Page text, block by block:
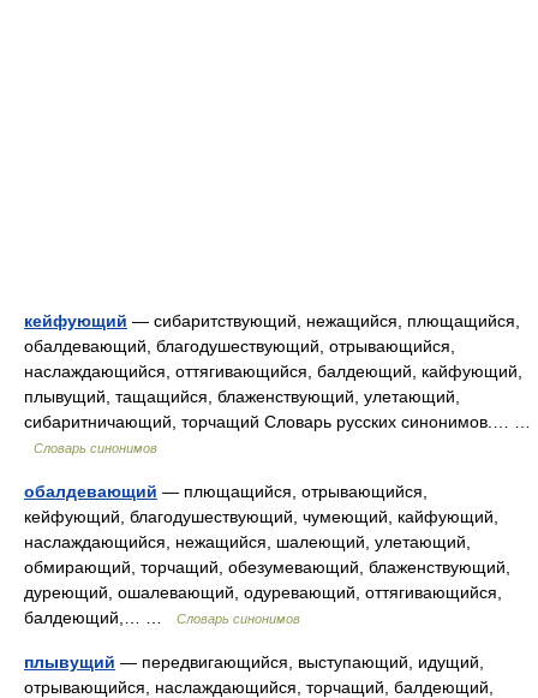
кейфующий — сибаритствующий, нежащийся, плющащийся,
обалдевающий, благодушествующий, отрывающийся,
наслаждающийся, оттягивающийся, балдеющий, кайфующий,
плывущий, тащащийся, блаженствующий, улетающий,
сибаритничающий, торчащий Словарь русских синонимов.… …
Словарь синонимов
обалдевающий — плющащийся, отрывающийся,
кейфующий, благодушествующий, чумеющий, кайфующий,
наслаждающийся, нежащийся, шалеющий, улетающий,
обмирающий, торчащий, обезумевающий, блаженствующий,
дуреющий, ошалевающий, одуревающий, оттягивающийся,
балдеющий,… …
Словарь синонимов
плывущий — передвигающийся, выступающий, идущий,
отрывающийся, наслаждающийся, торчащий, балдеющий,